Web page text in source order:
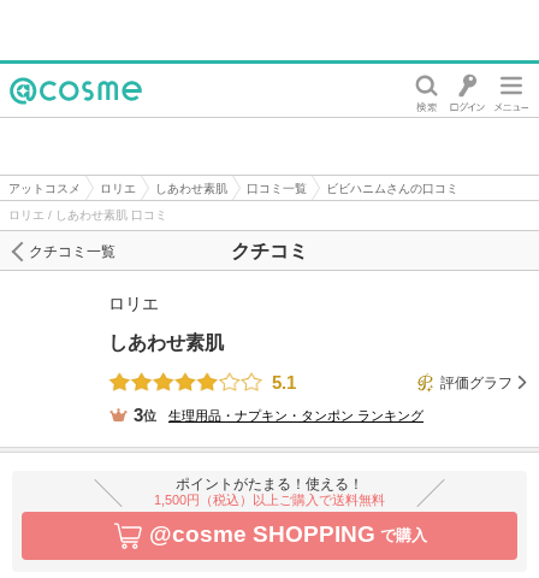
アットコスメ ロリエ しあわせ素肌 口コミ一覧
ビビハニムさんの口コミ
ロリエ / しあわせ素肌 口コミ
クチコミ
クチコミ一覧
ロリエ
しあわせ素肌
5.1
評価グラフ
3位 生理用品・ナプキン・タンポン ランキング
ポイントがたまる！使える！
1,500円（税込）以上ご購入で送料無料
@cosme SHOPPING で購入